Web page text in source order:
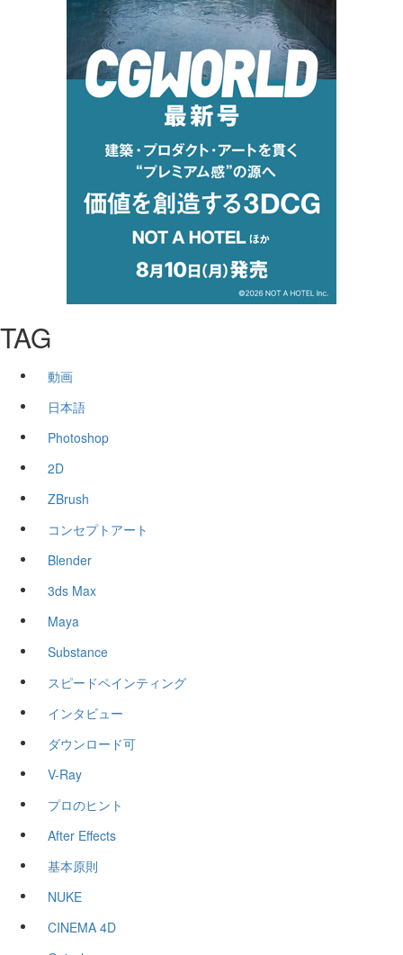
TAG
動画
日本語
Photoshop
2D
ZBrush
コンセプトアート
Blender
3ds Max
Maya
Substance
スピードペインティング
インタビュー
ダウンロード可
V-Ray
プロのヒント
After Effects
基本原則
NUKE
CINEMA 4D